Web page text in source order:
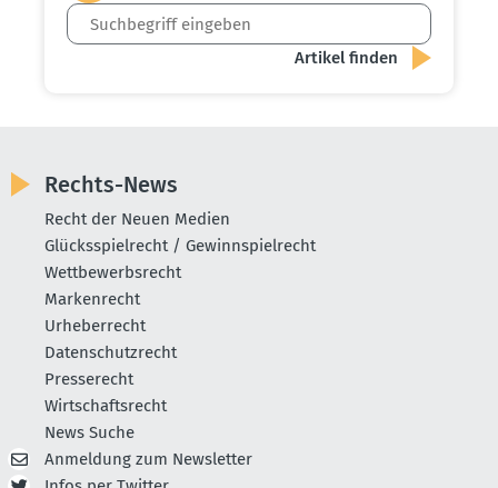
Rechts-News
Recht der Neuen Medien
Glücksspielrecht / Gewinnspielrecht
Wettbewerbsrecht
Markenrecht
Urheberrecht
Datenschutzrecht
Presserecht
Wirtschaftsrecht
News Suche
Anmeldung zum Newsletter